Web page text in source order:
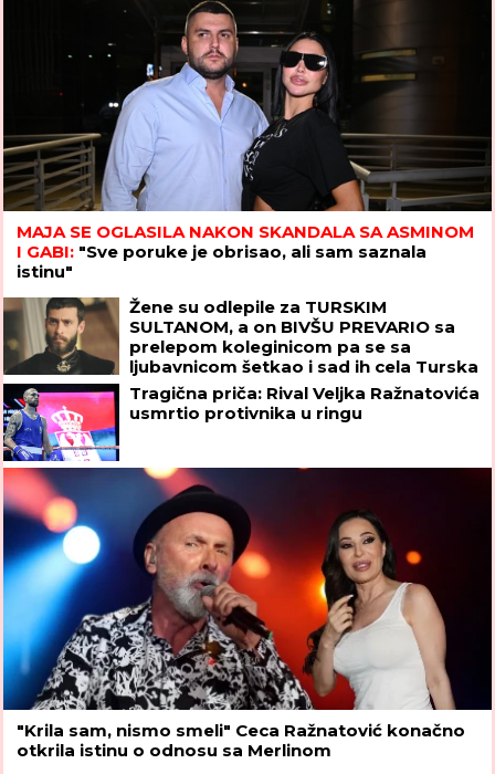
MAJA SE OGLASILA NAKON SKANDALA SA ASMINOM
I GABI: "Sve poruke je obrisao, ali sam saznala
istinu"
Žene su odlepile za TURSKIM
SULTANOM, a on BIVŠU PREVARIO sa
prelepom koleginicom pa se sa
ljubavnicom šetkao i sad ih cela Turska
gleda u intimnim scenama: Važio za
mirnog momka, a onda su počeli
skandali
Tragična priča: Rival Veljka Ražnatovića
usmrtio protivnika u ringu
"Krila sam, nismo smeli" Ceca Ražnatović konačno
otkrila istinu o odnosu sa Merlinom